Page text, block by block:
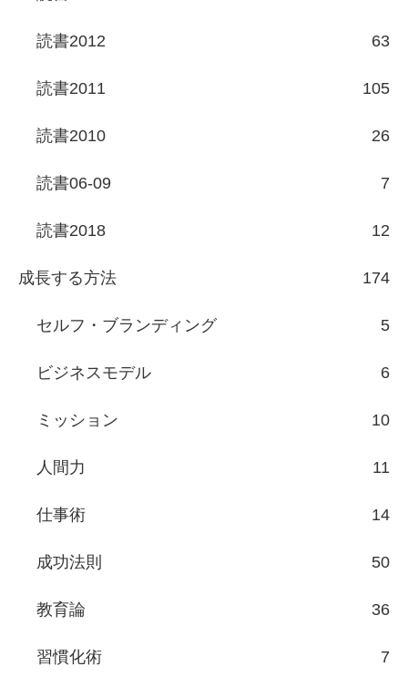
読書2012 63
読書2011 105
読書2010 26
読書06-09 7
読書2018 12
成長する方法 174
セルフ・ブランディング 5
ビジネスモデル 6
ミッション 10
人間力 11
仕事術 14
成功法則 50
教育論 36
習慣化術 7